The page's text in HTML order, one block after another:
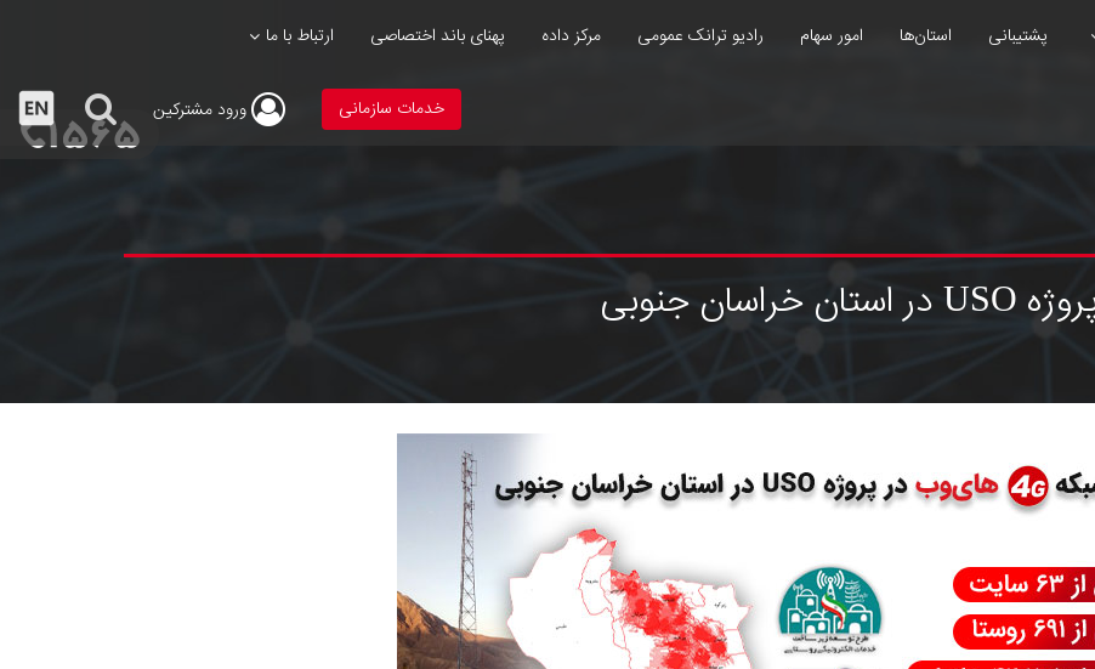
پشتیبانی استان‌ها امور سهام رادیو ترانک عمومی مرکز داده پهنای باند اختصاصی ارتباط با ما
ورود مشترکین خدمات سازمانی